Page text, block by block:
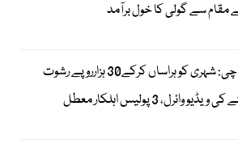
مقام سے گولی کا خول برآمد
کراچی: شہری کو ہراساں کرکے30 ہزارروپے رشوت
ویڈیو وائرل، 3 پولیس اہلکار معطل